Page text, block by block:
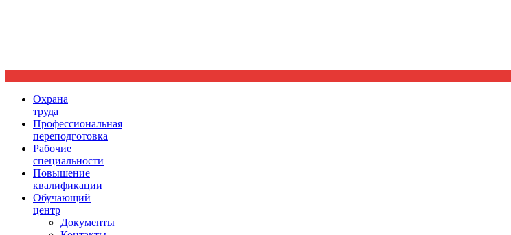
Ориентир охраны труда
Охрана
труда
Профессиональная
переподготовка
Рабочие
специальности
Повышение
квалификации
Обучающий
центр
Документы